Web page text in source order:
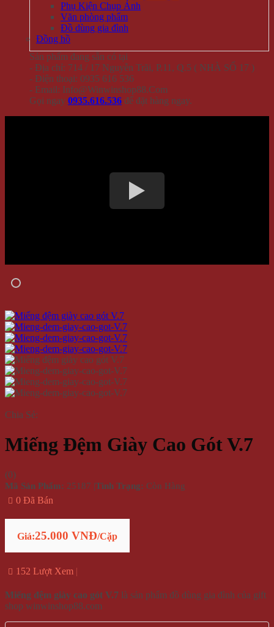
Phụ Kiện Chụp Ảnh
Văn phòng phẩm
Đồ dùng gia đình
Đồng hồ
Sản phẩm đang sẵn có tại
- Địa chỉ: 714 / 17 Nguyễn Trãi, P.11, Q.5 ( NHÀ SỐ 17 )
- Điện thoại: 0935 616 536
- Email: Info@Winwinshop88.Com
Gọi ngay 0935.616.536 để đặt hàng ngay.
Chia Sẻ:
Miếng Đệm Giày Cao Gót V.7
(0)
Mã Sản Phẩm: 25187 |Tình Trạng: Còn Hàng
0 Đã Bán
Giá:25.000 VNĐ/Cặp
152 Lượt Xem
Miếng đệm giày cao gót V.7 là sản phẩm đồ dùng gia đình của gift
shop winwinshop88.com